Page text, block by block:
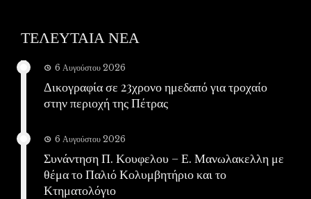
ΤΕΛΕΥΤΑΙΑ ΝΕΑ
6 Αυγούστου 2026
Δικογραφία σε 23χρονο ημεδαπό για τροχαίο
στην περιοχή της Πέτρας
6 Αυγούστου 2026
Συνάντηση Π. Κουφελου – Ε. Μανωλακελλη με
θέμα το Παλιό Κολυμβητήριο και το
Κτηματολόγιο